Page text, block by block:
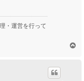
・運営を行って